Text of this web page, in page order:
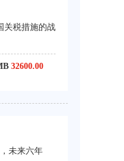
关税措施的战
32600.00
未来六年